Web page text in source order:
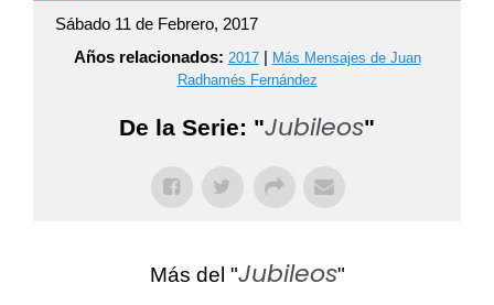
Sábado 11 de Febrero, 2017
Años relacionados: 2017| Más Mensajes de Juan
Radhamés Fernández
De la Serie: "Jubileos"
Más del "Jubileos"